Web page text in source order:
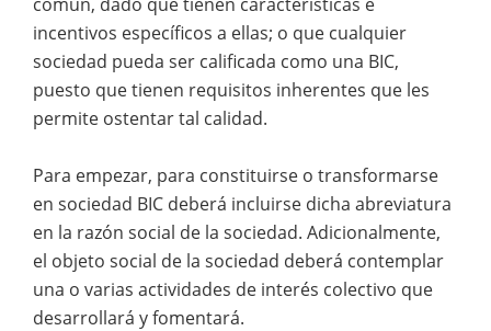
incentivos específicos a ellas; o que cualquier
sociedad pueda ser calificada como una BIC,
puesto que tienen requisitos inherentes que les
permite ostentar tal calidad.
Para empezar, para constituirse o transformarse
en sociedad BIC deberá incluirse dicha abreviatura
en la razón social de la sociedad. Adicionalmente,
el objeto social de la sociedad deberá contemplar
una o varias actividades de interés colectivo que
desarrollará y fomentará.